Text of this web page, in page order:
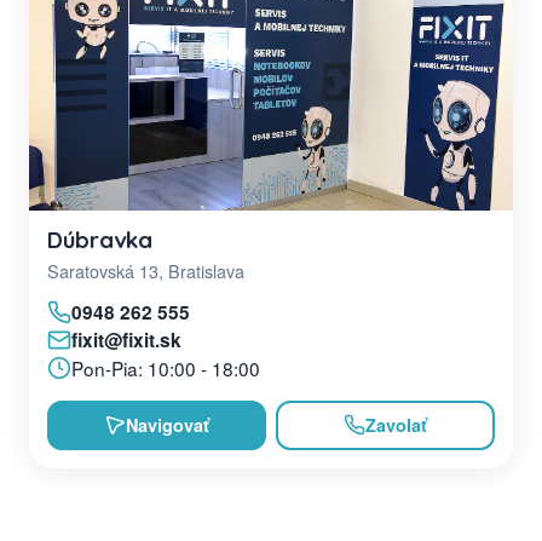
Dúbravka
Saratovská 13, Bratislava
0948 262 555
fixit@fixit.sk
Pon-Pia: 10:00 - 18:00
Navigovať Zavolať